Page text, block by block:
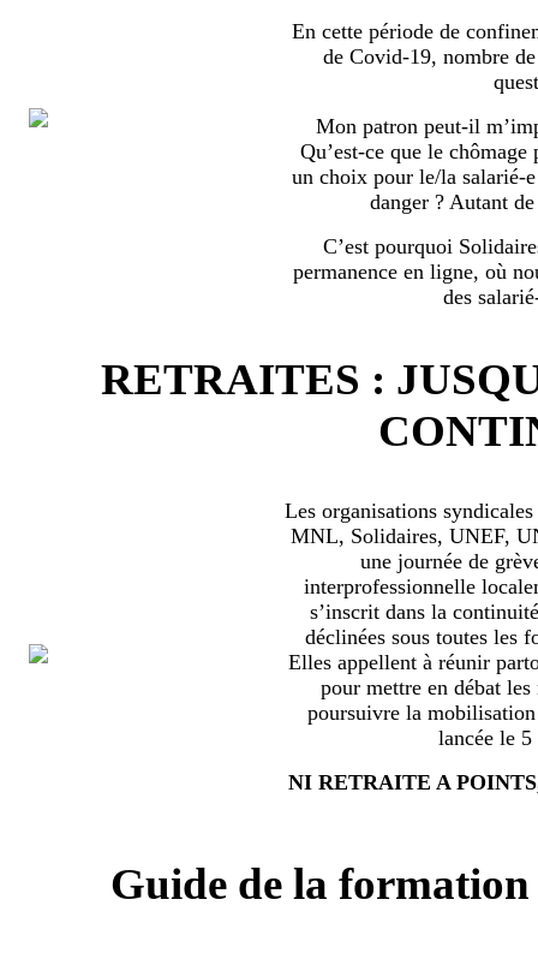
En cette période de
de Covid-19, nombre
Mon patron peut-il
Qu’est-ce que le
un choix pour le/la salarié-
danger ? Autant
C’est pourquoi
permanence en ligne, où
des
RETRAITES :
Les organisations
MNL, Solidaires, UNEF,
une journée de
interprofessionnelle
s’inscrit dans la
déclinées sous toutes les
Elles appellent à réunir
pour mettre en débat
poursuivre la
lancée le 5
NI RETRAITE A
Guide de la